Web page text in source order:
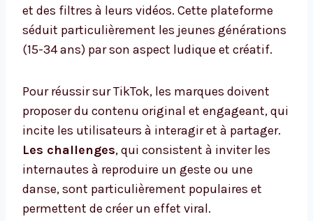
et des filtres à leurs vidéos. Cette plateforme
séduit particulièrement les jeunes générations
(15-34 ans) par son aspect ludique et créatif.
Pour réussir sur TikTok, les marques doivent
proposer du contenu original et engageant, qui
incite les utilisateurs à interagir et à partager.
Les challenges, qui consistent à inviter les
internautes à reproduire un geste ou une
danse, sont particulièrement populaires et
permettent de créer un effet viral.